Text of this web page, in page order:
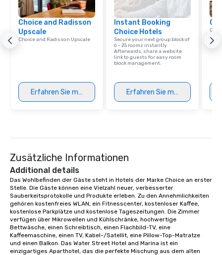
experience with three to four
signature dishes at each restaurant.
Our affordable tours are priced per
person with tax and gratuities
included. The only thing not included
provides guests a signature cocktail
at various stops. Build Your Network
place at multiple restaurants, with
walking in between, there are
countless opportunities to interact
with different people when you sit
down at each venue and as you
traverse along the way. Our
experiences not only provide more
ways to network, but a more convivial
way to do so. Large Groups Welcome
Lip Smacking Foodie Tours is ideal for
Choice and Radisson
Upscale
Choice and Radisson Upscale
Erfahren Sie mehr
Instant Booking
Choice Hotels
Secure your next group block of
6 – 25 rooms instantly.
Afterwards, share a website
link to guests for easy room
block management.
Erfahren Sie mehr
Zusätzliche Informationen
Additional details
Das Wohlbefinden der Gäste steht in Hotels der Marke Choice an erster
Stelle. Die Gäste können eine Vielzahl neuer, verbesserter
Sauberkeitsprotokolle und Produkte erleben. Zu den Annehmlichkeiten
gehören kostenfreies WLAN, ein Fitnesscenter, kostenloser Kaffee,
kostenlose Parkplätze und kostenlose Tageszeitungen. Die Zimmer
verfügen über Mikrowellen und Kühlschränke, hochwertige
Bettwäsche, einen Schreibtisch, einen Flachbild-TV, eine
Kaffeemaschine, einen TV, Kabel-/Satellit, eine Pillow-Top-Matratze
und einen Balkon. Das Water Street Hotel and Marina ist ein
einzigartiges Aparthotel, das die perfekte Mischung aus dem alten